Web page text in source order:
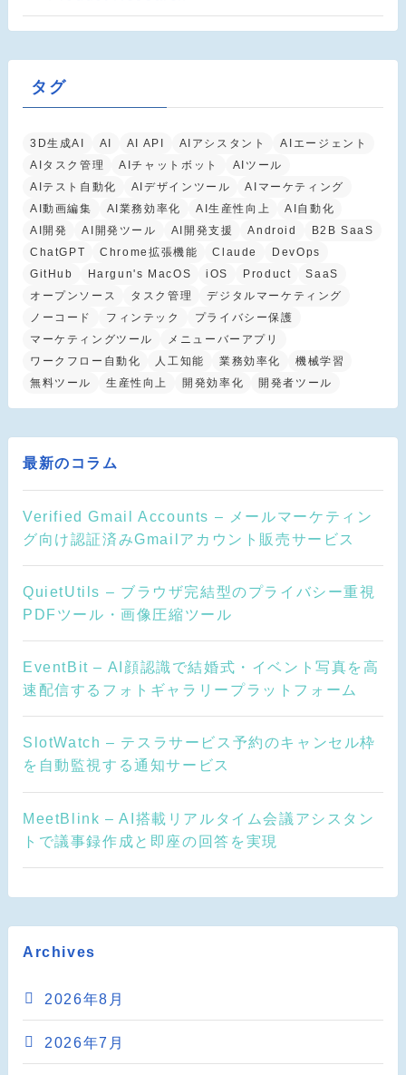
タグ
3D生成AI AI AI API AIアシスタント
AIエージェント
AIタスク管理
AIチャットボット
AIツール
AIテスト自動化
AIデザインツール
AIマーケティング
AI動画編集
AI業務効率化 AI生産性向上
AI自動化
AI開発
AI開発ツール AI開発支援 Android
B2B SaaS
ChatGPT
Chrome拡張機能 Claude
DevOps
GitHub
Hargun's MacOS iOS Product
SaaS
オープンソース
タスク管理
デジタルマーケティング
ノーコード
フィンテック
プライバシー保護
マーケティングツール
メニューバーアプリ
ワークフロー自動化
人工知能 業務効率化
機械学習
無料ツール
生産性向上 開発効率化 開発者ツール
最新のコラム
Verified Gmail Accounts – メールマーケティン
グ向け認証済みGmailアカウント販売サービス
QuietUtils – ブラウザ完結型のプライバシー重視
PDFツール・画像圧縮ツール
EventBit – AI顔認識で結婚式・イベント写真を高
速配信するフォトギャラリープラットフォーム
SlotWatch – テスラサービス予約のキャンセル枠
を自動監視する通知サービス
MeetBlink – AI搭載リアルタイム会議アシスタン
トで議事録作成と即座の回答を実現
Archives
2026年8月
2026年7月